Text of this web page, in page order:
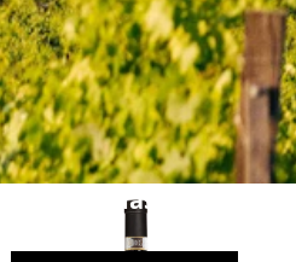
ColleMassari